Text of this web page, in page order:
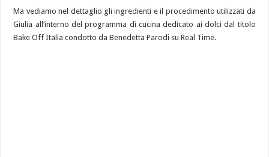
Ma vediamo nel dettaglio gli ingredienti e il procedimento utilizzati da
Giulia all’interno del programma di cucina dedicato ai dolci dal titolo
Bake Off Italia condotto da Benedetta Parodi su Real Time.